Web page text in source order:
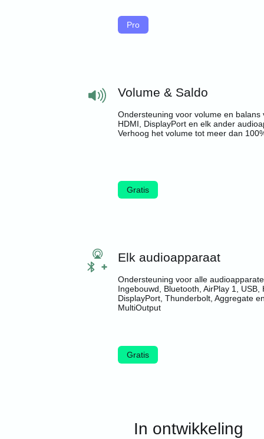
Pro
Volume & Saldo
Ondersteuning voor volume en balans
HDMI, DisplayPort en elk ander
Verhoog het volume tot meer dan
Gratis
Elk audioapparaat
Ondersteuning voor alle
Ingebouwd, Bluetooth, AirPlay 1, USB,
DisplayPort, Thunderbolt, Aggregate
MultiOutput
Gratis
In ontwikkeling